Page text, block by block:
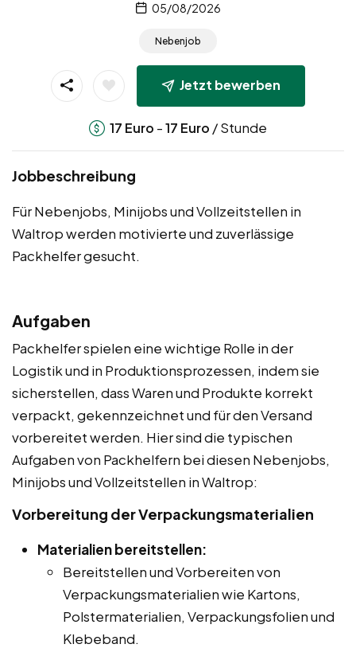
05/08/2026
Nebenjob
Jetzt bewerben
17 Euro -17 Euro / Stunde
Jobbeschreibung
Für Nebenjobs, Minijobs und Vollzeitstellen in
Waltrop werden motivierte und zuverlässige
Packhelfer gesucht.
Aufgaben
Packhelfer spielen eine wichtige Rolle in der
Logistik und in Produktionsprozessen, indem sie
sicherstellen, dass Waren und Produkte korrekt
verpackt, gekennzeichnet und für den Versand
vorbereitet werden. Hier sind die typischen
Aufgaben von Packhelfern bei diesen Nebenjobs,
Minijobs und Vollzeitstellen in Waltrop:
Vorbereitung der Verpackungsmaterialien
Materialien bereitstellen:
Bereitstellen und Vorbereiten von
Verpackungsmaterialien wie Kartons,
Polstermaterialien, Verpackungsfolien und
Klebeband.